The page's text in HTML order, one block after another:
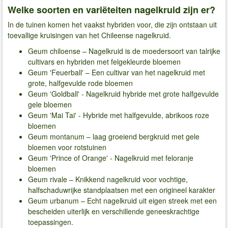
Welke soorten en variëteiten nagelkruid zijn er?
In de tuinen komen het vaakst hybriden voor, die zijn ontstaan uit
toevallige kruisingen van het Chileense nagelkruid.
Geum chiloense – Nagelkruid is de moedersoort van talrijke
cultivars en hybriden met felgekleurde bloemen
Geum 'Feuerball' – Een cultivar van het nagelkruid met
grote, halfgevulde rode bloemen
Geum 'Goldball' - Nagelkruid hybride met grote halfgevulde
gele bloemen
Geum 'Mai Tai' - Hybride met halfgevulde, abrikoos roze
bloemen
Geum montanum – laag groeiend bergkruid met gele
bloemen voor rotstuinen
Geum 'Prince of Orange' - Nagelkruid met feloranje
bloemen
Geum rivale – Knikkend nagelkruid voor vochtige,
halfschaduwrijke standplaatsen met een origineel karakter
Geum urbanum – Echt nagelkruid uit eigen streek met een
bescheiden uiterlijk en verschillende geneeskrachtige
toepassingen.